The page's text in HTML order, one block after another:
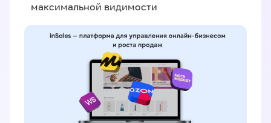
максимальной видимости